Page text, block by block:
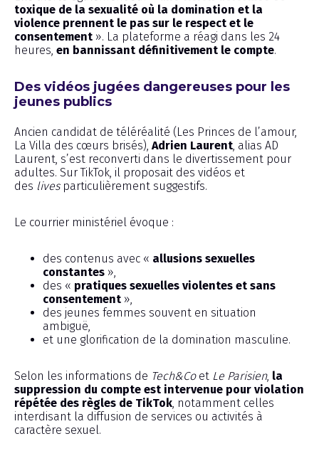
toxique de la sexualité où la domination et la
violence prennent le pas sur le respect et le
consentement ». La plateforme a réagi dans les 24
heures, en bannissant définitivement le compte.
Des vidéos jugées dangereuses pour les
jeunes publics
Ancien candidat de téléréalité (Les Princes de l’amour,
La Villa des cœurs brisés), Adrien Laurent , alias AD
Laurent, s’est reconverti dans le divertissement pour
adultes. Sur TikTok, il proposait des vidéos et
des livesparticulièrement suggestifs.
Le courrier ministériel évoque :
des contenus avec « allusions sexuelles
constantes »,
des « pratiques sexuelles violentes et sans
consentement »,
des jeunes femmes souvent en situation
ambiguë,
et une glorification de la domination masculine.
Selon les informations de Tech&Coet Le Parisien, la
suppression du compte est intervenue pour violation
répétée des règles de TikTok , notamment celles
interdisant la diffusion de services ou activités à
caractère sexuel.